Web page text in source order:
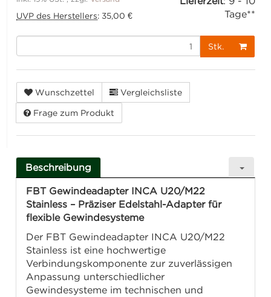
UVP des Herstellers: 35,00 €
Tage**
Stk.
Wunschzettel Vergleichsliste
Frage zum Produkt
Beschreibung
FBT Gewindeadapter INCA U20/M22
Stainless – Präziser Edelstahl-Adapter für
flexible Gewindesysteme
Der FBT Gewindeadapter INCA U20/M22
Stainless ist eine hochwertige
Verbindungskomponente zur zuverlässigen
Anpassung unterschiedlicher
Gewindesysteme im technischen und